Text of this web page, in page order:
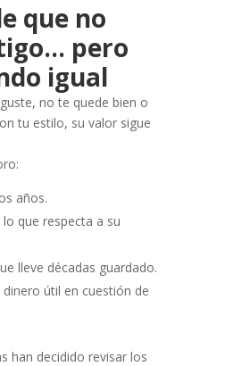
que no
pero
igual
no te quede bien o
tu estilo, su valor sigue
años.
que respecta a su
lleve décadas guardado.
útil en cuestión de
han decidido revisar los